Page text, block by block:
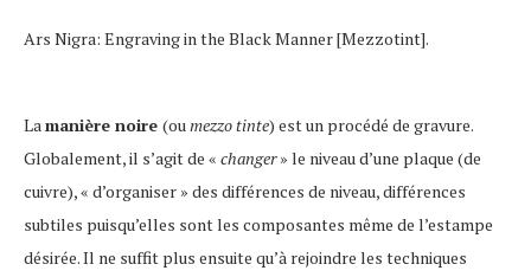
Ars Nigra: Engraving in the Black Manner [Mezzotint].
La manière noire (ou mezzo tinte) est un procédé de gravure.
Globalement, il s’agit de « changer» le niveau d’une plaque (de
cuivre), « d’organiser » des différences de niveau, différences
subtiles puisqu’elles sont les composantes même de l’estampe
désirée. Il ne suffit plus ensuite qu’à rejoindre les techniques